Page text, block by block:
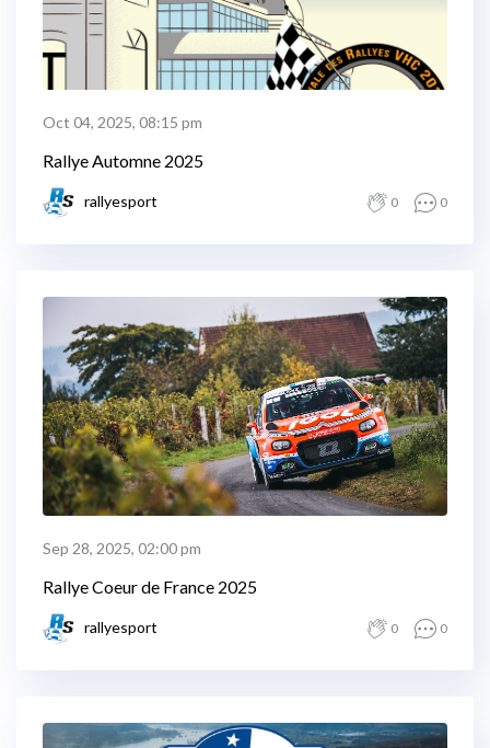
Oct 04, 2025, 08:15 pm
Rallye Automne 2025
rallyesport 0 0
Sep 28, 2025, 02:00 pm
Rallye Coeur de France 2025
rallyesport 0 0